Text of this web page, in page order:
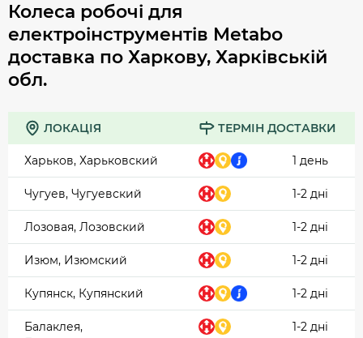
Колеса робочі для
електроінструментів Metabo
доставка по Харкову, Харківській
обл.
ЛОКАЦІЯ ТЕРМІН ДОСТАВКИ
Харьков, Харьковский 1 день
Чугуев, Чугуевский 1-2 дні
Лозовая, Лозовский 1-2 дні
Изюм, Изюмский 1-2 дні
Купянск, Купянский 1-2 дні
Балаклея,
1-2 дні